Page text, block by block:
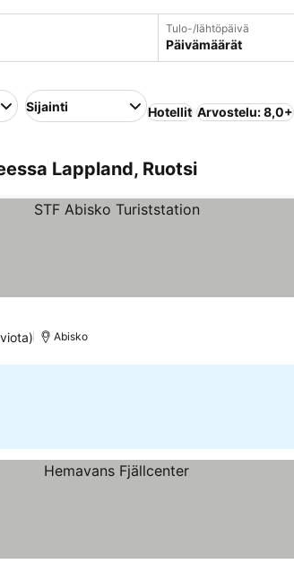
Tulo-/lähtöpäivä
Päivämäärät
Sijainti Hotellit Arvostelu: 8,0+
Lappland, Ruotsi
Abisko